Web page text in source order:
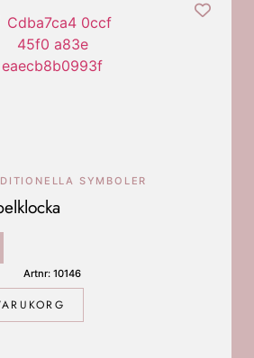
SYMBOLER
Artnr: 10146